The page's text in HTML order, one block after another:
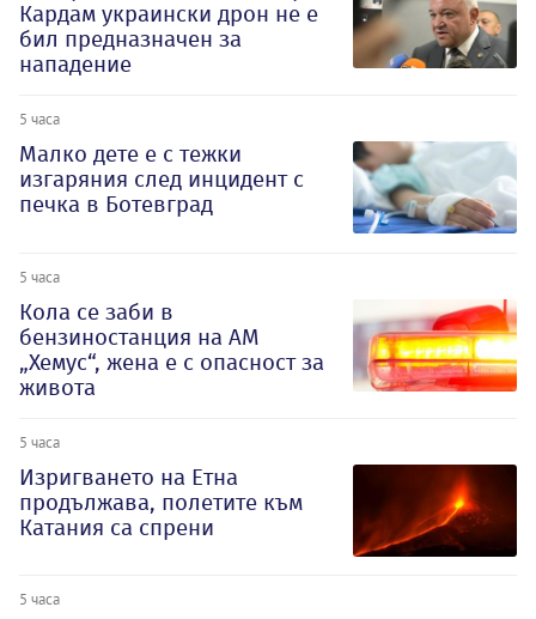
Кардам украински дрон не е
бил предназначен за
нападение
5 часа
Малко дете е с тежки
изгаряния след инцидент с
печка в Ботевград
5 часа
Кола се заби в
бензиностанция на АМ
„Хемус“, жена е с опасност за
живота
5 часа
Изригването на Етна
продължава, полетите към
Катания са спрени
5 часа